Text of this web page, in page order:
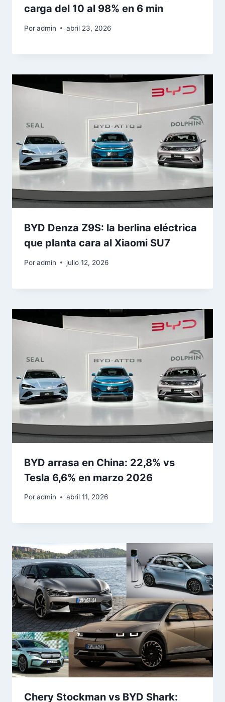
carga del 10 al 98% en 6 min
Poradmin abril 23, 2026
BYD Denza Z9S: la berlina eléctrica
que planta cara al Xiaomi SU7
Poradmin julio 12, 2026
BYD arrasa en China: 22,8% vs
Tesla 6,6% en marzo 2026
Poradmin abril 11, 2026
Chery Stockman vs BYD Shark: